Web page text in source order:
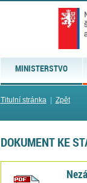
MINISTERSTVO
Titulní stránka| Zpět
DOKUMENT KE